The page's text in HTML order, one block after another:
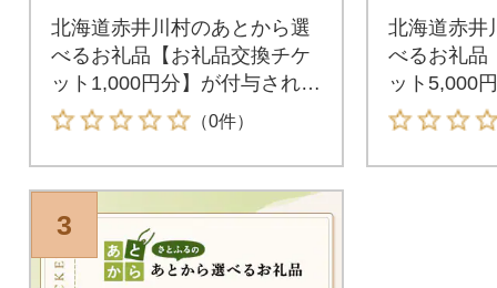
北海道赤井川村のあとから選
べるお礼品【お礼品交換チケ
ット1,000円分】が付与されま
す。付与されたお礼品交換チ
ケットは北海道赤井川村が指
定するお礼品と交換が可能で
す。
（0件）
北海道赤井
べるお礼品
ット5,000
す。付与さ
ケットは北
定するお礼
3